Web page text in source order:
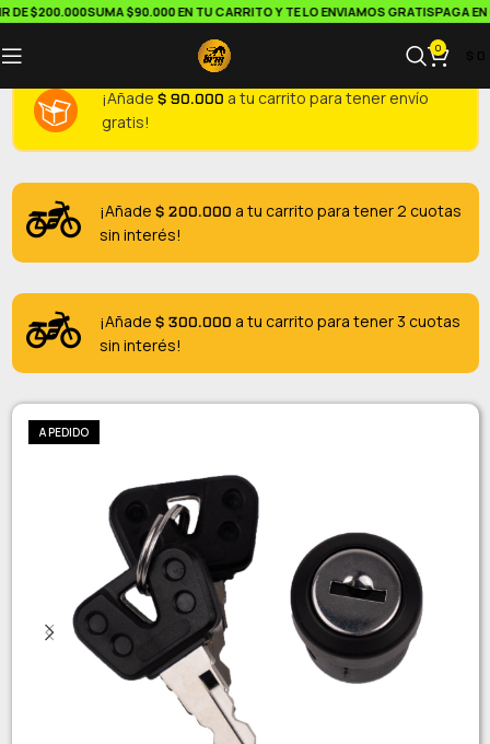
DE $200.000SUMA $90.000 EN TU CARRITO Y TE LO ENVIAMOS GRATISPAGA EN
0
¡Añade $90.000 a tu carrito para tener envío
gratis!
¡Añade $200.000 a tu carrito para tener 2 cuotas
sin interés!
¡Añade $300.000 a tu carrito para tener 3 cuotas
sin interés!
A PEDIDO